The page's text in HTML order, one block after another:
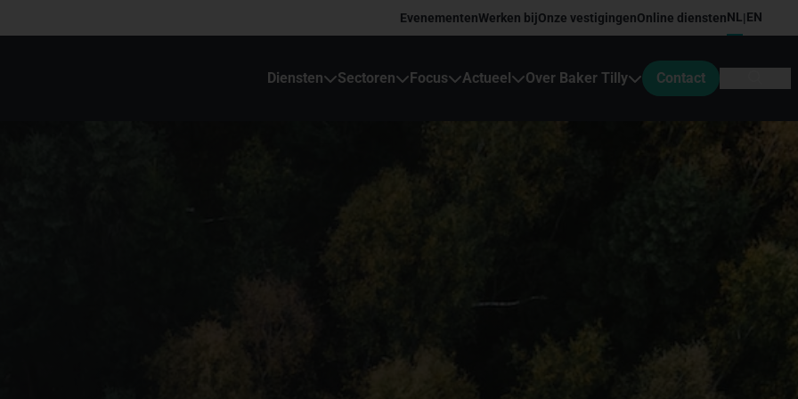
EvenementenWerken bijOnze vestigingenOnline dienstenNL|EN
Diensten Sectoren Focus Actueel Over Baker Tilly Contact